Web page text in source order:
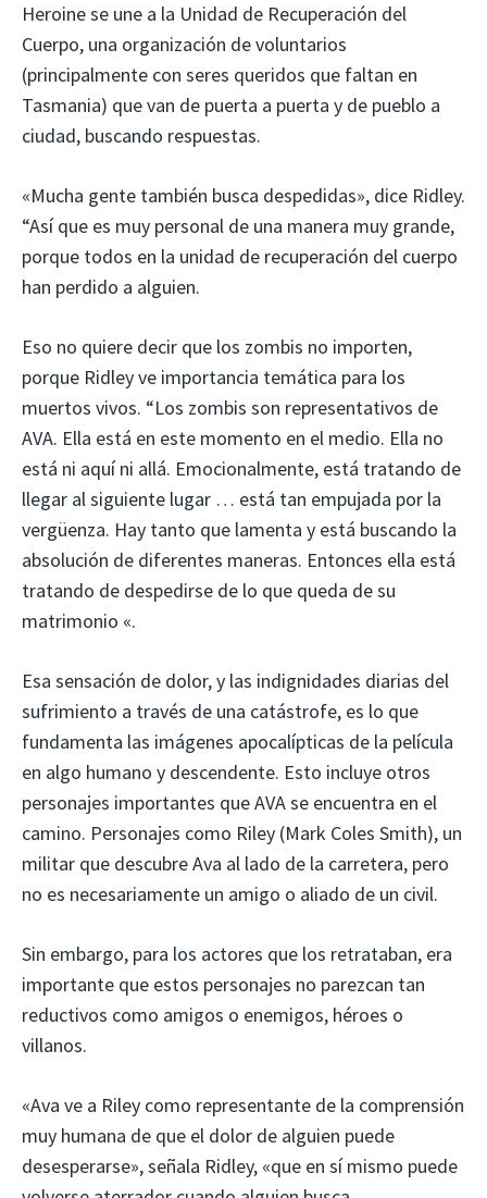
Heroine se une a la Unidad de Recuperación del
Cuerpo, una organización de voluntarios
(principalmente con seres queridos que faltan en
Tasmania) que van de puerta a puerta y de pueblo a
ciudad, buscando respuestas.
«Mucha gente también busca despedidas», dice Ridley.
“Así que es muy personal de una manera muy grande,
porque todos en la unidad de recuperación del cuerpo
han perdido a alguien.
Eso no quiere decir que los zombis no importen,
porque Ridley ve importancia temática para los
muertos vivos. “Los zombis son representativos de
AVA. Ella está en este momento en el medio. Ella no
está ni aquí ni allá. Emocionalmente, está tratando de
llegar al siguiente lugar … está tan empujada por la
vergüenza. Hay tanto que lamenta y está buscando la
absolución de diferentes maneras. Entonces ella está
tratando de despedirse de lo que queda de su
matrimonio «.
Esa sensación de dolor, y las indignidades diarias del
sufrimiento a través de una catástrofe, es lo que
fundamenta las imágenes apocalípticas de la película
en algo humano y descendente. Esto incluye otros
personajes importantes que AVA se encuentra en el
camino. Personajes como Riley (Mark Coles Smith), un
militar que descubre Ava al lado de la carretera, pero
no es necesariamente un amigo o aliado de un civil.
Sin embargo, para los actores que los retrataban, era
importante que estos personajes no parezcan tan
reductivos como amigos o enemigos, héroes o
villanos.
«Ava ve a Riley como representante de la comprensión
muy humana de que el dolor de alguien puede
desesperarse», señala Ridley, «que en sí mismo puede